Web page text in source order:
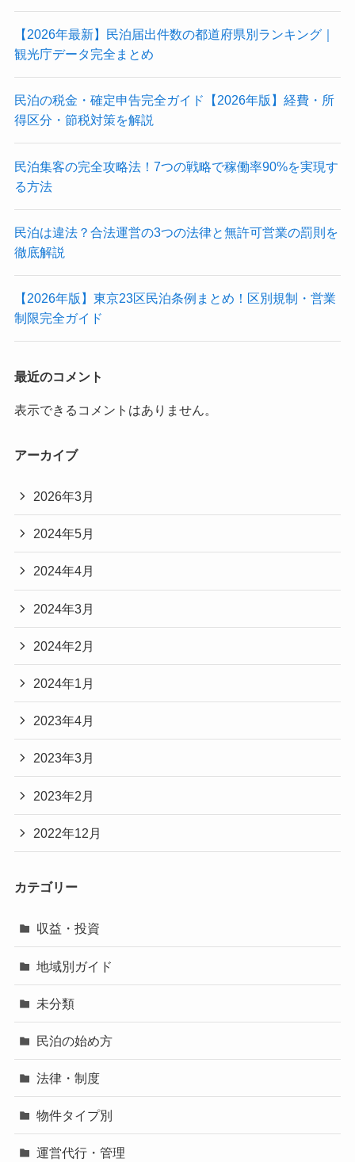
【2026年最新】民泊届出件数の都道府県別ランキング｜
観光庁データ完全まとめ
民泊の税金・確定申告完全ガイド【2026年版】経費・所
得区分・節税対策を解説
民泊集客の完全攻略法！7つの戦略で稼働率90%を実現す
る方法
民泊は違法？合法運営の3つの法律と無許可営業の罰則を
徹底解説
【2026年版】東京23区民泊条例まとめ！区別規制・営業
制限完全ガイド
最近のコメント
表示できるコメントはありません。
アーカイブ
2026年3月
2024年5月
2024年4月
2024年3月
2024年2月
2024年1月
2023年4月
2023年3月
2023年2月
2022年12月
カテゴリー
収益・投資
地域別ガイド
未分類
民泊の始め方
法律・制度
物件タイプ別
運営代行・管理